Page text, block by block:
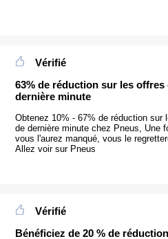
Vérifié
63% de réduction sur les offres
dernière minute
Obtenez 10% - 67% de réduction sur
de dernière minute chez Pneus, Une
vous l'aurez manqué, vous le
Allez voir sur Pneus
Vérifié
Bénéficiez de 20 % de